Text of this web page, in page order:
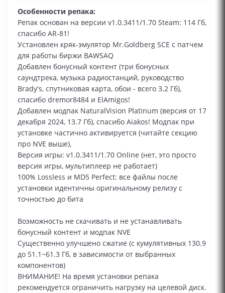
Особенности репака:
Репак основан на версии v1.0.3411/1.70 Steam: 114 Гб,
спасибо AR-81!
Установлен кряк-эмулятор Mr.Goldberg SCE с патчем
для работы биржи BAWSAQ
Добавлен бонусный контент (три бонусных
саундтрека, музыка радиостанций, руководство
Brady's, спутниковая карта, обои - всего 3.2 Гб),
спасибо dremor8484 и ElAmigos!
Добавлен модпак NaturalVision Platinum (версия от 17
декабря 2024, 13.7 Гб), спасибо Aiakos! Модпак при
установке частично активируется (читайте секцию
про NVE выше),
Версия игры: v1.0.3411/1.70 Online (нет, это просто
версия игры, мультиплеер не работает)
100% Lossless и MD5 Perfect: все файлы после
установки идентичны оригинальному релизу с
точностью до бита
Возможность не скачивать и не устанавливать
бонусный контент и модпак NVE
Существенно улучшено сжатие (с кумулятивных 130.9
до 51.1~61.3 Гб, в зависимости от выбранных
компонентов)
ВНИМАНИЕ! На время установки репака
рекомендуется ограничить нагрузку на целевой диск.